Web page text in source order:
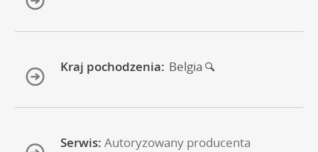
Kraj pochodzenia: Belgia
Serwis: Autoryzowany producenta